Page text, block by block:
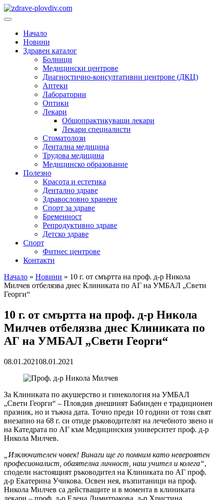
Преминете
към
Основно
Начало
Новини
Здравен каталог
Болници
Медицински центрове
Диагностично-консултативни центрове (ДКЦ)
Аптеки
Лаборатории
Оптики
Лекари
Общопрактикуващи лекари
Лекари специалисти
Стоматолози
Дентална медицина
Трудова медицина
Медицинско образование
Полезно
Красота и естетика
Дентално здраве
Здравословно хранене
Спорт за здраве
Бременност
Репродуктивно здраве
Детско здраве
Спорт
Фитнес центрове
Контакти
Начало » Новини » 10 г. от смъртта на проф. д-р Никола
Милчев отбелязва днес Клиниката по АГ на УМБАЛ „Свети
Георги“
10 г. от смъртта на проф. д-р Никола
Милчев отбелязва днес Клиниката по
АГ на УМБАЛ „Свети Георги“
08.01.202108.01.2021
За Клиниката по акушерство и гинекология на УМБАЛ
„Свети Георги“ – Пловдив днешният Бабинден е традиционен
празник, но и тъжна дата. Точно преди 10 години от този свят
внезапно на 68 г. си отиде ръководителят на лечебното звено и
на Катедрата по АГ към Медицинския университет проф. д-р
Никола Милчев.
„Изключителен човек! Винаги ще го помним като невероятен
професионалист, обаятелна личност, наш учител и колега“,
сподели настоящият ръководител на Клиниката по АГ проф.
д-р Екатерина Учикова. Освен нея, възпитаници на проф.
Никола Милчев са действащите и в момента в клиниката
лекари – проф. д-р Елена Димитракова, д-р Христина